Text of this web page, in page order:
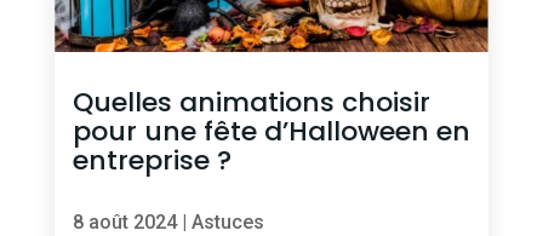
Quelles animations choisir
pour une fête d’Halloween en
entreprise ?
8 août 2024| Astuces